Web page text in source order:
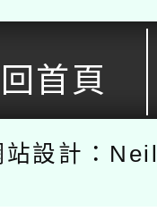
首頁
站設計：